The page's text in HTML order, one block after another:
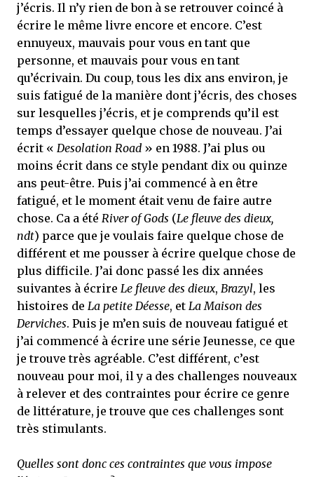
j’écris. Il n’y rien de bon à se retrouver coincé à
écrire le même livre encore et encore. C’est
ennuyeux, mauvais pour vous en tant que
personne, et mauvais pour vous en tant
qu’écrivain. Du coup, tous les dix ans environ, je
suis fatigué de la manière dont j’écris, des choses
sur lesquelles j’écris, et je comprends qu’il est
temps d’essayer quelque chose de nouveau. J’ai
écrit « Desolation Road » en 1988. J’ai plus ou
moins écrit dans ce style pendant dix ou quinze
ans peut-être. Puis j’ai commencé à en être
fatigué, et le moment était venu de faire autre
chose. Ca a été River of Gods (Le fleuve des dieux,
ndt) parce que je voulais faire quelque chose de
différent et me pousser à écrire quelque chose de
plus difficile. J’ai donc passé les dix années
suivantes à écrire Le fleuve des dieux, Brazyl, les
histoires de La petite Déesse, et La Maison des
Derviches. Puis je m’en suis de nouveau fatigué et
j’ai commencé à écrire une série Jeunesse, ce que
je trouve très agréable. C’est différent, c’est
nouveau pour moi, il y a des challenges nouveaux
à relever et des contraintes pour écrire ce genre
de littérature, je trouve que ces challenges sont
très stimulants.
Quelles sont donc ces contraintes que vous impose